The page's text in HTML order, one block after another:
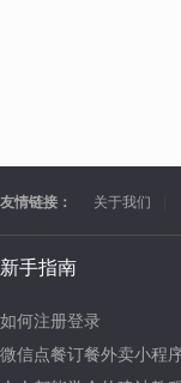
友情链接： 关于我们
新手指南
如何注册登录